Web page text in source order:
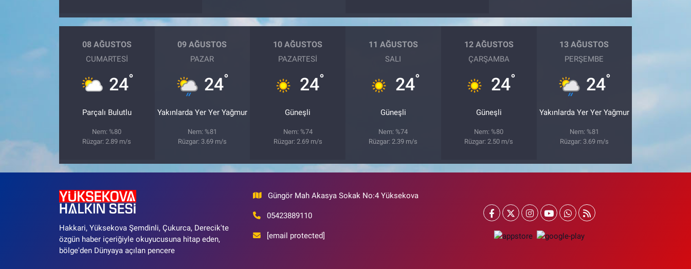
08 AĞUSTOS
CUMARTESI
24°
Parçalı Bulutlu
Nem: %80
Rüzgar: 2.89 m/s
09 AĞUSTOS
PAZAR
24°
Yakınlarda Yer Yer Yağmur
Nem: %81
Rüzgar: 3.69 m/s
10 AĞUSTOS
PAZARTESI
24°
Güneşli
Nem: %74
Rüzgar: 2.69 m/s
11 AĞUSTOS
SALI
24°
Güneşli
Nem: %74
Rüzgar: 2.39 m/s
12 AĞUSTOS
ÇARŞAMBA
24°
Güneşli
Nem: %80
Rüzgar: 2.50 m/s
13 AĞUSTOS
PERŞEMBE
24°
Yakınlarda Yer Yer Yağmur
Nem: %81
Rüzgar: 3.69 m/s
Hakkari, Yüksekova Şemdinli, Çukurca, Derecik'te
özgün haber içeriğiyle okuyucusuna hitap eden,
bölge'den Dünyaya açılan pencere
Güngör Mah Akasya Sokak No:4 Yüksekova
05423889110
[email protected]